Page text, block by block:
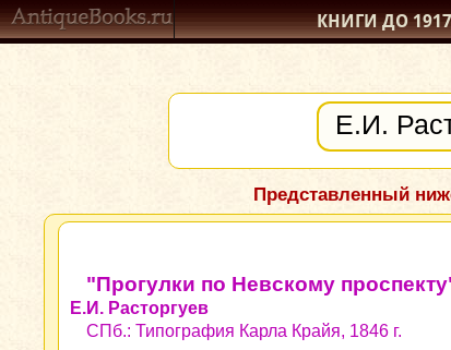
КНИГИ ДО
Представленный
"Прогулки по Невскому
Е.И. Расторгуев
СПб.: Типография Карла Крайя, 1846 г.